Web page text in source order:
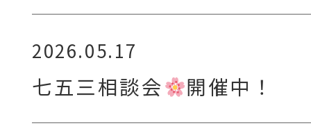
2026.05.17
七五三相談会 開催中！